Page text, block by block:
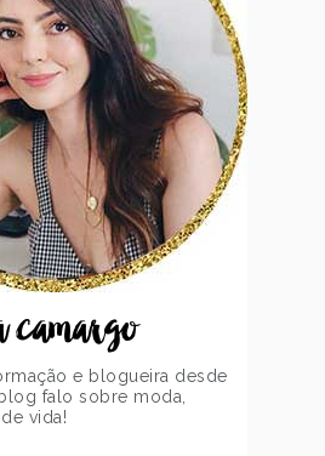
camargo
e blogueira desde
falo sobre moda,
vida!